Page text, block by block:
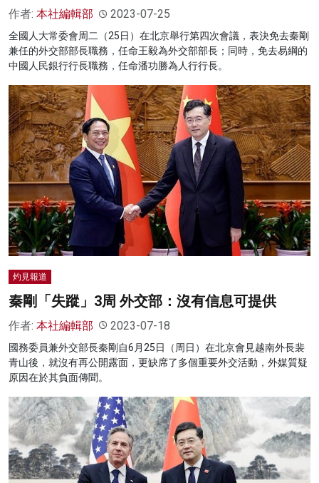
作者: 本社編輯部 2023-07-25
全國人大常委會周二（25日）在北京舉行第四次會議，表決免去秦剛
兼任的外交部部長職務，任命王毅為外交部部長；同時，免去易綱的
中國人民銀行行長職務，任命潘功勝為人行行長。
灼見報道
秦剛「失蹤」3周 外交部：沒有信息可提供
作者: 本社編輯部 2023-07-18
國務委員兼外交部長秦剛自6月25日（周日）在北京會見越南外長裴
青山後，就沒有再公開露面，更缺席了多個重要外交活動，外媒質疑
原因在於其負面傳聞。